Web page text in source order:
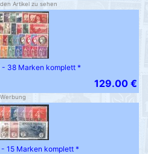
Artikel zu sehen
- 38 Marken komplett *
129.00 €
Werbung
- 15 Marken komplett *